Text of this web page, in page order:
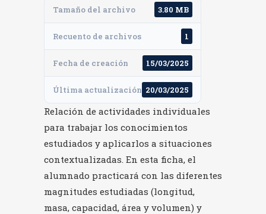
Tamaño del archivo 3.80 MB
Recuento de archivos 1
Fecha de creación 15/03/2025
Última actualización 20/03/2025
Relación de actividades individuales
para trabajar los conocimientos
estudiados y aplicarlos a situaciones
contextualizadas. En esta ficha, el
alumnado practicará con las diferentes
magnitudes estudiadas (longitud,
masa, capacidad, área y volumen) y